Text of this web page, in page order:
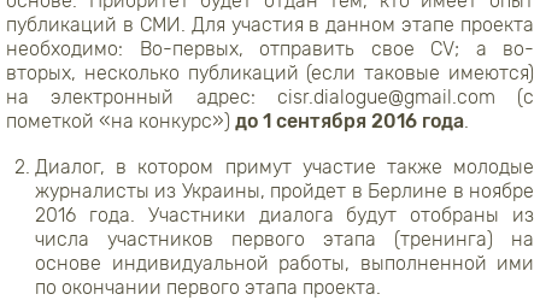
публикаций в СМИ. Для участия в данном этапе проекта
необходимо: Во-первых, отправить свое CV; а во-
вторых, несколько публикаций (если таковые имеются)
на электронный адрес: cisr.dialogue@gmail.com (с
пометкой «на конкурс») до 1 сентября 2016 года.
Диалог, в котором примут участие также молодые
журналисты из Украины, пройдет в Берлине в ноябре
2016 года. Участники диалога будут отобраны из
числа участников первого этапа (тренинга) на
основе индивидуальной работы, выполненной ими
по окончании первого этапа проекта.